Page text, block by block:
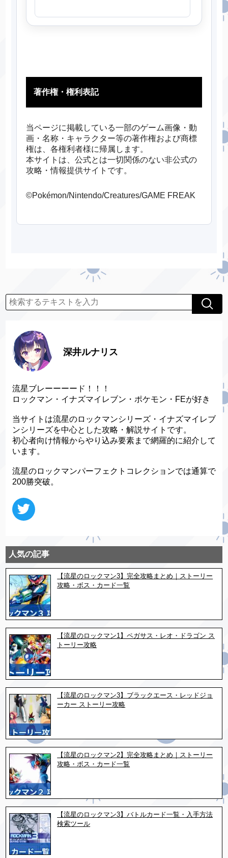
著作権・権利表記
当ページに掲載している一部のゲーム画像・動
画・名称・キャラクター等の著作権および商標
権は、各権利者様に帰属します。
本サイトは、公式とは一切関係のない非公式の
攻略・情報提供サイトです。
©Pokémon/Nintendo/Creatures/GAME FREAK
深井ルナリス
流星ブレーーーード！！！
ロックマン・イナズマイレブン・ポケモン・FEが好き
当サイトは流星のロックマンシリーズ・イナズマイレブ
ンシリーズを中心とした攻略・解説サイトです。
初心者向け情報からやり込み要素まで網羅的に紹介して
います。
流星のロックマンパーフェクトコレクションでは通算で
200勝突破。
人気の記事
【流星のロックマン3】完全攻略まとめ｜ストーリー
攻略・ボス・カード一覧
【流星のロックマン1】ペガサス・レオ・ドラゴン ス
トーリー攻略
【流星のロックマン3】ブラックエース・レッドジョ
ーカー ストーリー攻略
【流星のロックマン2】完全攻略まとめ｜ストーリー
攻略・ボス・カード一覧
【流星のロックマン3】バトルカード一覧・入手方法
検索ツール